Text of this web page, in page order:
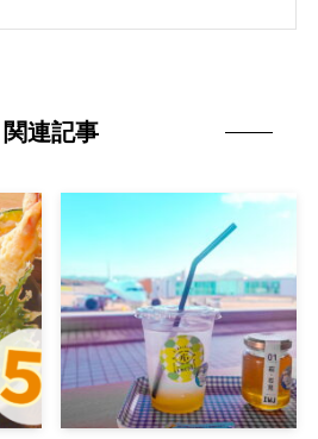
関連記事